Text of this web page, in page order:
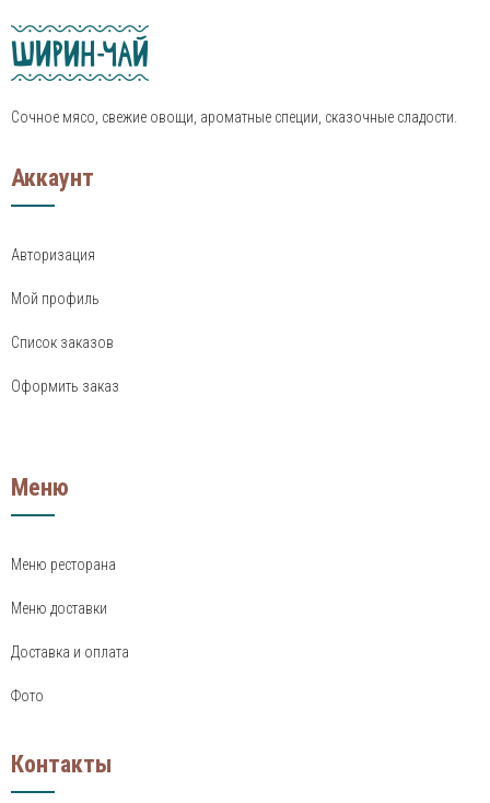
Сочное мясо, свежие овощи, ароматные специи, сказочные сладости.
Аккаунт
Авторизация
Мой профиль
Список заказов
Оформить заказ
Меню
Меню ресторана
Меню доставки
Доставка и оплата
Фото
Контакты